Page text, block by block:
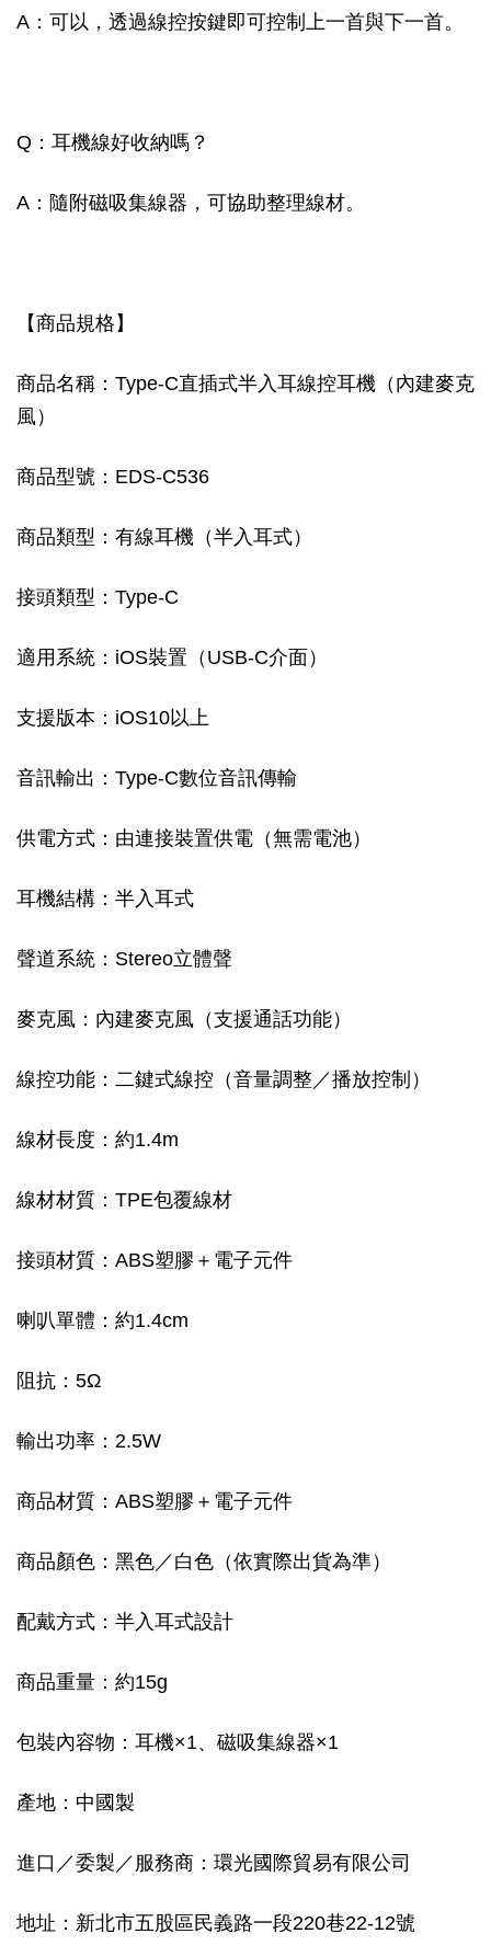
A：可以，透過線控按鍵即可控制上一首與下一首。
Q：耳機線好收納嗎？
A：隨附磁吸集線器，可協助整理線材。
【商品規格】
商品名稱：Type-C直插式半入耳線控耳機（內建麥克
風）
商品型號：EDS-C536
商品類型：有線耳機（半入耳式）
接頭類型：Type-C
適用系統：iOS裝置（USB-C介面）
支援版本：iOS10以上
音訊輸出：Type-C數位音訊傳輸
供電方式：由連接裝置供電（無需電池）
耳機結構：半入耳式
聲道系統：Stereo立體聲
麥克風：內建麥克風（支援通話功能）
線控功能：二鍵式線控（音量調整／播放控制）
線材長度：約1.4m
線材材質：TPE包覆線材
接頭材質：ABS塑膠＋電子元件
喇叭單體：約1.4cm
阻抗：5Ω
輸出功率：2.5W
商品材質：ABS塑膠＋電子元件
商品顏色：黑色／白色（依實際出貨為準）
配戴方式：半入耳式設計
商品重量：約15g
包裝內容物：耳機×1、磁吸集線器×1
產地：中國製
進口／委製／服務商：環光國際貿易有限公司
地址：新北市五股區民義路一段220巷22-12號